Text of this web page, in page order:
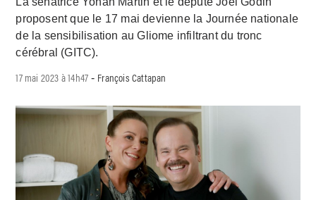
proposent que le 17 mai devienne la Journée nationale
de la sensibilisation au Gliome infiltrant du tronc
cérébral (GITC).
17 mai 2023 à 14h47 - François Cattapan